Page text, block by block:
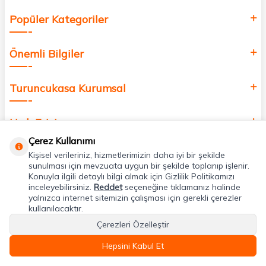
Popüler Kategoriler
Önemli Bilgiler
Turuncukasa Kurumsal
Hızlı Erişim
Uygulamalarımız
Adres & İletişim
Çerez Kullanımı
Kişisel verileriniz, hizmetlerimizin daha iyi bir şekilde
sunulması için mevzuata uygun bir şekilde toplanıp işlenir.
Konuyla ilgili detaylı bilgi almak için Gizlilik Politikamızı
inceleyebilirsiniz. Reddetseçeneğine tıklamanız halinde
yalnızca internet sitemizin çalışması için gerekli çerezler
kullanılacaktır.
Çerezleri Özelleştir
Hepsini Kabul Et